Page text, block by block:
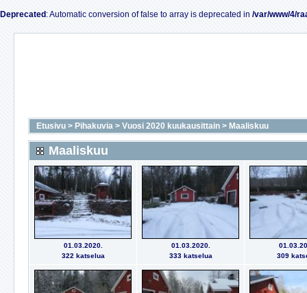
Deprecated : Automatic conversion of false to array is deprecated in /var/www/4/
Etusivu > Pihakuvia > Vuosi 2020 kuukausittain > Maaliskuu
Maaliskuu
01.03.2020.
322 katselua
01.03.2020.
333 katselua
309